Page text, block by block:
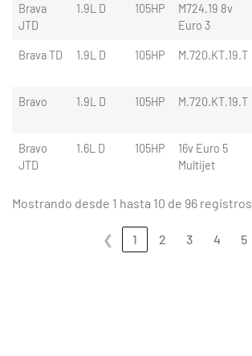
Brava
JTD
1.9L D 105HP
M724.19 8v
Euro 3
Brava TD 1.9L D 105HP M.720.KT.19.T
Bravo 1.9L D 105HP M.720.KT.19.T
Bravo
JTD
1.6L D 105HP
16v Euro 5
Multijet
Mostrando desde 1 hasta 10 de 96 registros
❮ 1 2 3 4 5